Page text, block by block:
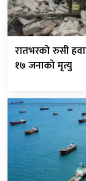
रातभरको रुसी
१७ जनाको मृत्यु